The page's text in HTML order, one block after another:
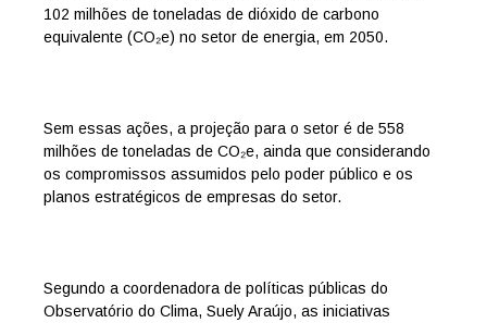
102 milhões de toneladas de dióxido de carbono
equivalente (CO₂e) no setor de energia, em 2050.
Sem essas ações, a projeção para o setor é de 558
milhões de toneladas de CO₂e, ainda que considerando
os compromissos assumidos pelo poder público e os
planos estratégicos de empresas do setor.
Segundo a coordenadora de políticas públicas do
Observatório do Clima, Suely Araújo, as iniciativas